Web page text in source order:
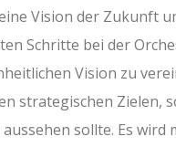
Vision der Zukunft
Schritte bei der
Vision zu
strategischen Zielen,
sollte. Es wird